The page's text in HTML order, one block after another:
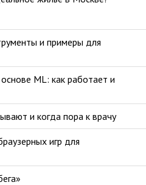
и примеры для
ML: как работает и
и когда пора к врачу
игр для